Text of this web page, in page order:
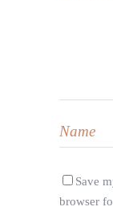
Save
browser